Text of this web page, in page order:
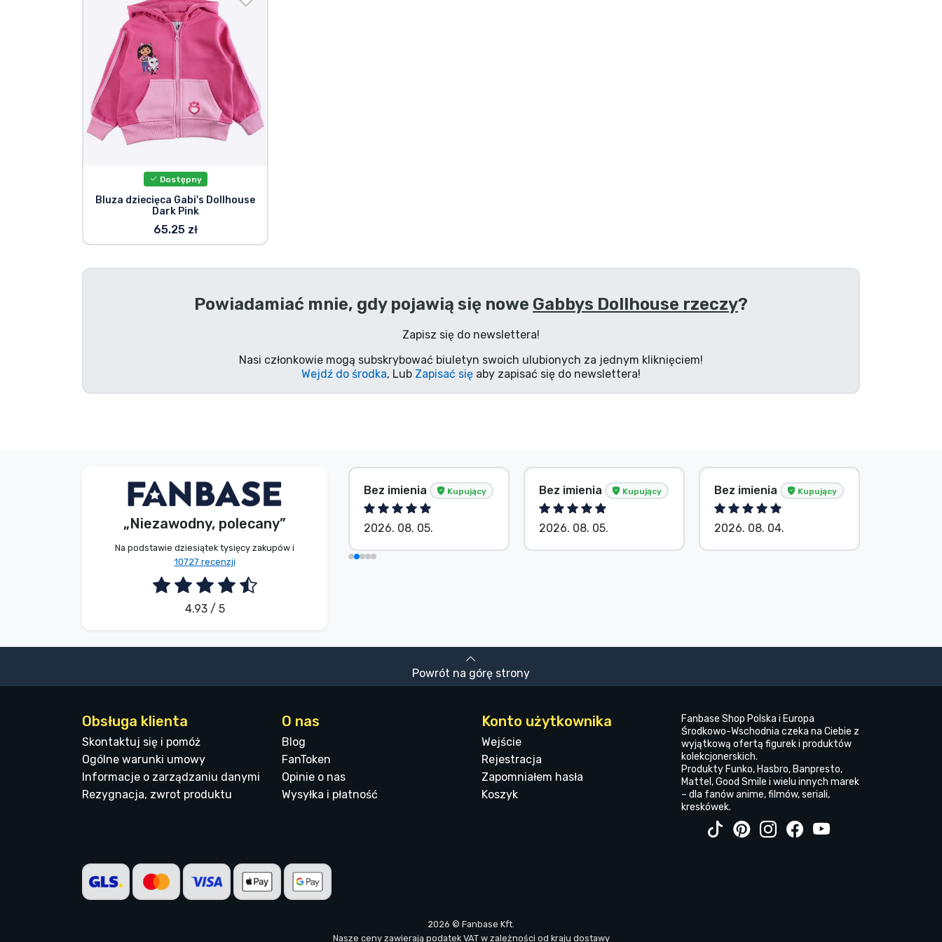
Dostępny
Bluza dziecięca Gabi's Dollhouse
Dark Pink
65.25 zł
Powiadamiać mnie, gdy pojawią się nowe Gabbys Dollhouse rzeczy?
Zapisz się do newslettera!
Nasi członkowie mogą subskrybować biuletyn swoich ulubionych za jednym kliknięciem!
Wejdź do środka, Lub Zapisać się aby zapisać się do newslettera!
„Niezawodny, polecany”
Na podstawie dziesiątek tysięcy zakupów i
10727 recenzji
4.93 / 5
E. Hipságh Kupujący
2026. 08. 06.
Bez imienia Kupujący
2026. 08. 05.
Bez imienia Kupujący
2026. 08. 05.
Bez imienia Kupujący
2026. 08. 04.
Powrót na górę strony
Obsługa klienta
Skontaktuj się i pomóż
Ogólne warunki umowy
Informacje o zarządzaniu danymi
Rezygnacja, zwrot produktu
O nas
Blog
FanToken
Opinie o nas
Wysyłka i płatność
Konto użytkownika
Wejście
Rejestracja
Zapomniałem hasła
Koszyk
Fanbase Shop Polska i Europa
Środkowo-Wschodnia czeka na Ciebie z
wyjątkową ofertą figurek i produktów
kolekcjonerskich.
Produkty Funko, Hasbro, Banpresto,
Mattel, Good Smile i wielu innych marek
– dla fanów anime, filmów, seriali,
kreskówek.
2026 © Fanbase Kft.
Nasze ceny zawierają podatek VAT w zależności od kraju dostawy
Rzeczy seryjne
Rzeczy filmowe
Wspaniałe rzeczy
Rzeczy z anime
Rzeczy dla graczy